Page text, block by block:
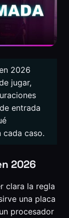
2026
jugar,
entrada
cada caso.
2026
clara la regla
una placa
procesador